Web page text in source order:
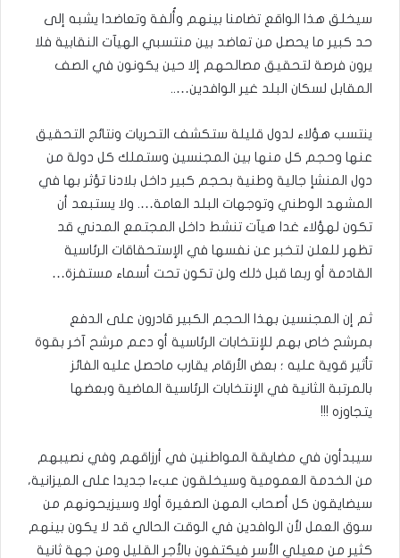
سيخلق هذا الواقع تضامنا بينهم وأُلفة وتعاضدا يشبه إلى
حد كبير ما يحصل من تعاضد بين منتسبي الهيآت النقابية فلا
يرون فرصة لتحقيق مصالحهم إلا حين يكونون في الصف
المقابل لسكان البلد غير الوافدين…..
ينتسب هؤلاء لدول قليلة ستكشف التحريات ونتائج التحقيق
عنها وحجم كل منها بين المجنسين وستملك كل دولة من
دول المنشإ جالية وطنية بحجم كبير داخل بلادنا تؤثر بها في
المشهد الوطني وتوجهات البلد العامة…. ولا يستبعد أن
تكون لهؤلاء غدا هيآت تنشط داخل المجتمع المدني قد
تظهر للعلن لتخبر عن نفسها في الإستحقاقات الرئاسية
القادمة أو ربما قبل ذلك ولن تكون تحت أسماء مستفزة…
ثم إن المجنسين بهذا الحجم الكبير قادرون على الدفع
بمرشح خاص بهم للإنتخابات الرئاسية أو دعم مرشح آخر بقوة
تأثير قوية عليه ؛ بعض الأرقام يقارب ماحصل عليه الفائز
بالمرتبة الثانية في الإنتخابات الرئاسية الماضية وبعضها
يتجاوزه !!!
سيبدأون في مضايقة المواطنين في أرزاقهم وفي نصيبهم
من الخدمة العمومية وسيخلقون عبءا جديدا على الميزانية،
سيضايقون كل أصحاب المهن الصغيرة أولا وسيزيحونهم من
سوق العمل لأن الوافدين في الوقت الحالي قد لا يكون بينهم
كثير من معيلي الأسر فيكتفون بالأجر القليل ومن جهة ثانية